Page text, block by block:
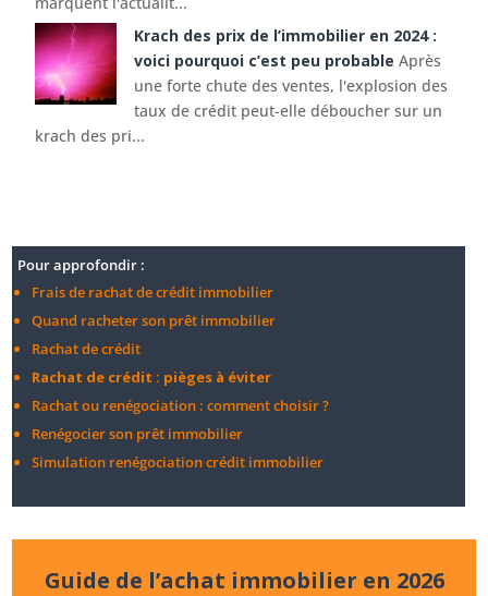
Krach des prix de l’immobilier en 2024 :
voici pourquoi c’est peu probable Après
une forte chute des ventes, l'explosion des
taux de crédit peut-elle déboucher sur un
krach des pri...
Pour approfondir :
Frais de rachat de crédit immobilier
Quand racheter son prêt immobilier
Rachat de crédit
Rachat de crédit : pièges à éviter
Rachat ou renégociation : comment choisir ?
Renégocier son prêt immobilier
Simulation renégociation crédit immobilier
Guide de l’achat immobilier en 2026